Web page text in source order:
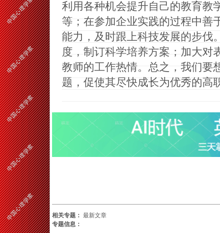
利用各种机会提升自己的教育教
等；在参加企业实践的过程中善
能力，及时跟上科技发展的步伐
度，制订科学培养方案；加大对
教师的工作热情。总之，我们要
题，促使其尽快成长为优秀的高
相关专题： 最新文章
专题信息：